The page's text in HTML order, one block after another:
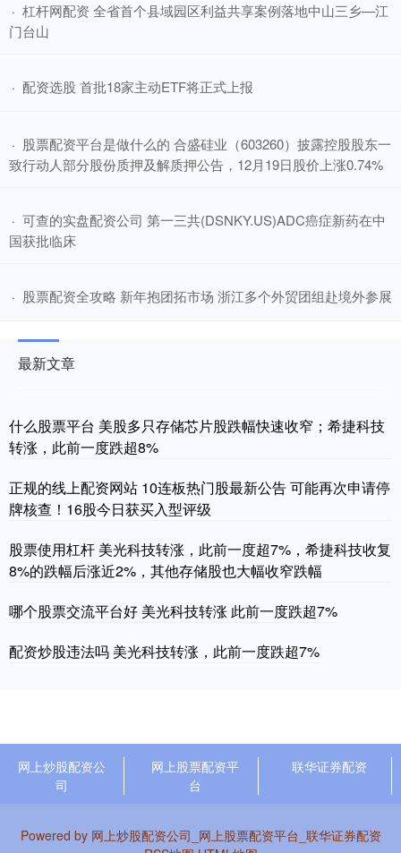
· ​杠杆网配资 全省首个县域园区利益共享案例落地中山三乡—江
门台山
· ​配资选股 首批18家主动ETF将正式上报
· ​股票配资平台是做什么的 合盛硅业（603260）披露控股股东一
致行动人部分股份质押及解质押公告，12月19日股价上涨0.74%
· ​可查的实盘配资公司 第一三共(DSNKY.US)ADC癌症新药在中
国获批临床
· ​股票配资全攻略 新年抱团拓市场 浙江多个外贸团组赴境外参展
最新文章
什么股票平台 美股多只存储芯片股跌幅快速收窄；希捷科技
转涨，此前一度跌超8%
正规的线上配资网站 10连板热门股最新公告 可能再次申请停
牌核查！16股今日获买入型评级
股票使用杠杆 美光科技转涨，此前一度超7%，希捷科技收复
8%的跌幅后涨近2%，其他存储股也大幅收窄跌幅
哪个股票交流平台好 美光科技转涨 此前一度跌超7%
配资炒股违法吗 美光科技转涨，此前一度跌超7%
网上炒股配资公
司
网上股票配资平
台
联华证券配资
Powered by 网上炒股配资公司_网上股票配资平台_联华证券配资